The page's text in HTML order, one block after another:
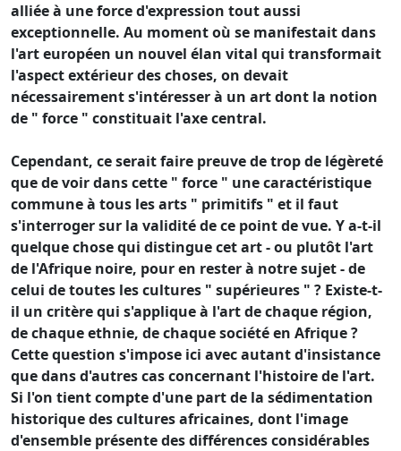
alliée à une force d'expression tout aussi
exceptionnelle. Au moment où se manifestait dans
l'art européen un nouvel élan vital qui transformait
l'aspect extérieur des choses, on devait
nécessairement s'intéresser à un art dont la notion
de " force " constituait l'axe central.
Cependant, ce serait faire preuve de trop de légèreté
que de voir dans cette " force " une caractéristique
commune à tous les arts " primitifs " et il faut
s'interroger sur la validité de ce point de vue. Y a-t-il
quelque chose qui distingue cet art - ou plutôt l'art
de l'Afrique noire, pour en rester à notre sujet - de
celui de toutes les cultures " supérieures " ? Existe-t-
il un critère qui s'applique à l'art de chaque région,
de chaque ethnie, de chaque société en Afrique ?
Cette question s'impose ici avec autant d'insistance
que dans d'autres cas concernant l'histoire de l'art.
Si l'on tient compte d'une part de la sédimentation
historique des cultures africaines, dont l'image
d'ensemble présente des différences considérables